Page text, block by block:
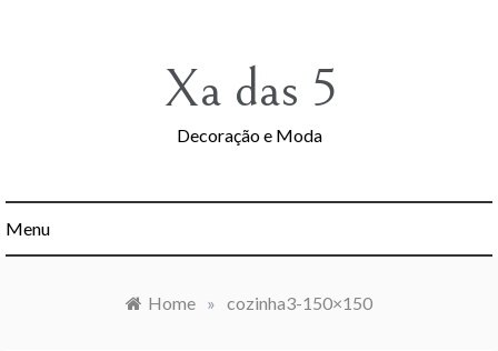
Xa das 5
Decoração e Moda
Menu
Home » cozinha3-150×150